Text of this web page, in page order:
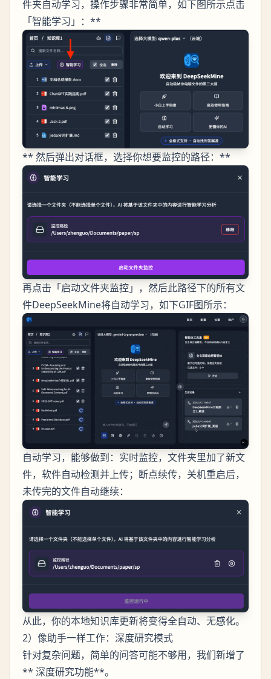
件夹自动学习，操作步骤非常简单，如下图所示点击
「智能学习」：**
** 然后弹出对话框，选择你想要监控的路径：**
再点击「启动文件夹监控」，然后此路径下的所有文
件DeepSeekMine将自动学习，如下GIF图所示：
自动学习，能够做到：实时监控，文件夹里加了新文
件，软件自动检测并上传；断点续传，关机重启后，
未传完的文件自动继续：
从此，你的本地知识库更新将变得全自动、无感化。
2）像助手一样工作：深度研究模式
针对复杂问题，简单的问答可能不够用，我们新增了
** 深度研究功能**。